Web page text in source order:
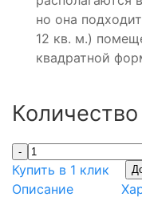
но она
12 кв. м.)
квадратной
Количество
-
Купить в 1 клик
Описание